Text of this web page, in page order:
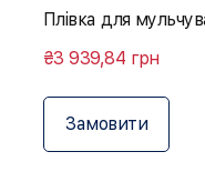
Плівка для
₴3 939,84 грн
Замовити